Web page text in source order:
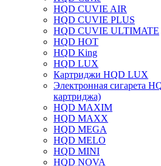
HQD CUVIE AIR
HQD CUVIE PLUS
HQD CUVIE ULTIMATE
HQD HOT
HQD King
HQD LUX
Картриджи HQD LUX
Электронная сигарета
картриджа)
HQD MAXIM
HQD MAXX
HQD MEGA
HQD MELO
HQD MINI
HQD NOVA